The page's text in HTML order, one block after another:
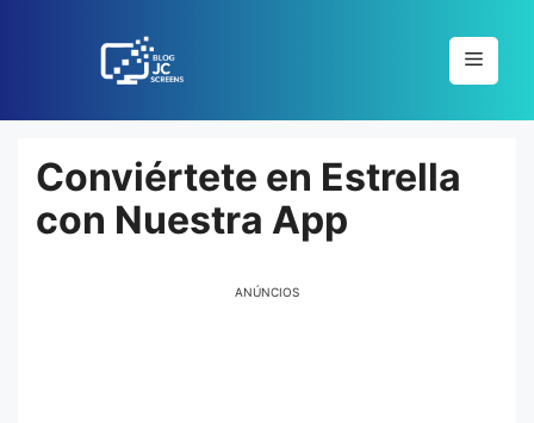
Menu
Conviértete en Estrella
con Nuestra App
ANÚNCIOS